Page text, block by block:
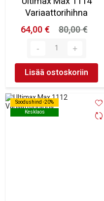
Variaattorihihna
64,00 €
80,00 €
Lisää ostoskoriin
Soodushind -20%
Kesklaos
Soodushind -20%
Kesklaos